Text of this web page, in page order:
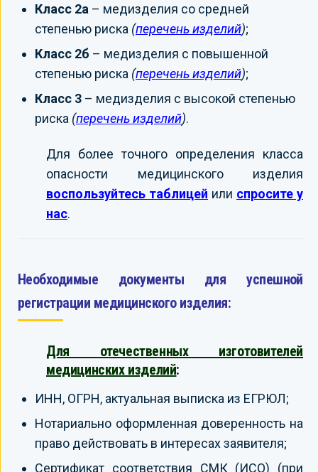
Класс 2а – медизделия со средней
степенью риска (перечень изделий);
Класс 2б – медизделия с повышенной
степенью риска (перечень изделий);
Класс 3 – медизделия с высокой степенью
риска (перечень изделий).
Для более точного определения класса
опасности медицинского изделия
воспользуйтесь таблицей или спросите у
нас.
Необходимые документы для успешной
регистрации медицинского изделия:
Для отечественных изготовителей
медицинских изделий:
ИНН, ОГРН, актуальная выписка из ЕГРЮЛ;
Нотариально оформленная доверенность на
право действовать в интересах заявителя;
Сертификат соответствия СМК (ИСО) (при